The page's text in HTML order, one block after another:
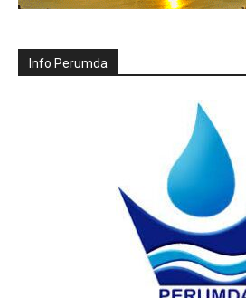
Info Perumda